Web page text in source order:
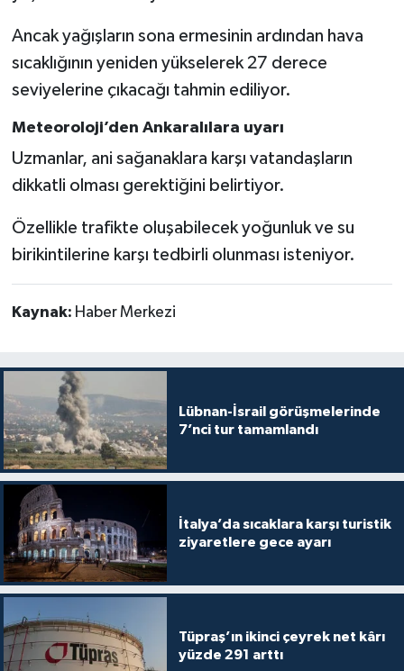
Ancak yağışların sona ermesinin ardından hava
sıcaklığının yeniden yükselerek 27 derece
seviyelerine çıkacağı tahmin ediliyor.
Meteoroloji’den Ankaralılara uyarı
Uzmanlar, ani sağanaklara karşı vatandaşların
dikkatli olması gerektiğini belirtiyor.
Özellikle trafikte oluşabilecek yoğunluk ve su
birikintilerine karşı tedbirli olunması isteniyor.
Kaynak: Haber Merkezi
Lübnan-İsrail görüşmelerinde
7’nci tur tamamlandı
İtalya’da sıcaklara karşı turistik
ziyaretlere gece ayarı
Tüpraş’ın ikinci çeyrek net kârı
yüzde 291 arttı